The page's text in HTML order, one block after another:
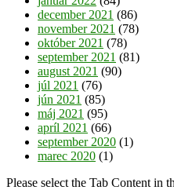
december 2021 (86)
november 2021 (78)
október 2021 (78)
september 2021 (81)
august 2021 (90)
júl 2021 (76)
jún 2021 (85)
máj 2021 (95)
apríl 2021 (66)
september 2020 (1)
marec 2020 (1)
Please select the Tab Content in